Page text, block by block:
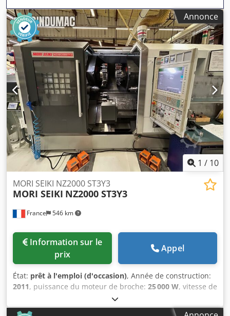
Annonce
1 / 10
France 546 km
MORI SEIKI NZ2000 ST3Y3
MORI SEIKI NZ2000 ST3Y3
prix
Appel
État: prêt à l'emploi (d'occasion), Année de construction:
2011, puissance du moteur de broche: 25 000 W, vitesse de
, Diamètre de barre (max.):
mm, course de déplacement axe X:210 mm, course de